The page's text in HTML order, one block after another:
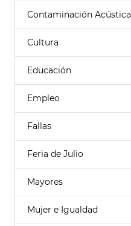
Contaminación Acústica
Cultura
Educación
Empleo
Fallas
Feria de Julio
Mayores
Mujer e Igualdad